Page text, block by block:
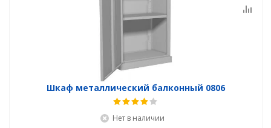
Шкаф металлический балконный 0806
Нет в наличии